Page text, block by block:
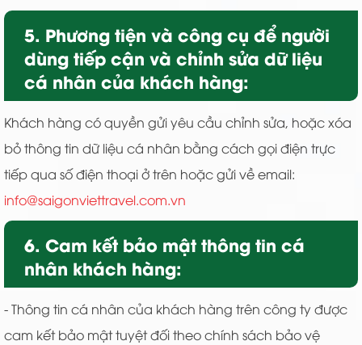
5. Phương tiện và công cụ để người
dùng tiếp cận và chỉnh sửa dữ liệu
cá nhân của khách hàng:
Khách hàng có quyền gửi yêu cầu chỉnh sửa, hoặc xóa
bỏ thông tin dữ liệu cá nhân bằng cách gọi điện trực
tiếp qua số điện thoại ở trên hoặc gửi về email:
info@saigonviettravel.com.vn
6. Cam kết bảo mật thông tin cá
nhân khách hàng:
- Thông tin cá nhân của khách hàng trên công ty được
cam kết bảo mật tuyệt đối theo chính sách bảo vệ